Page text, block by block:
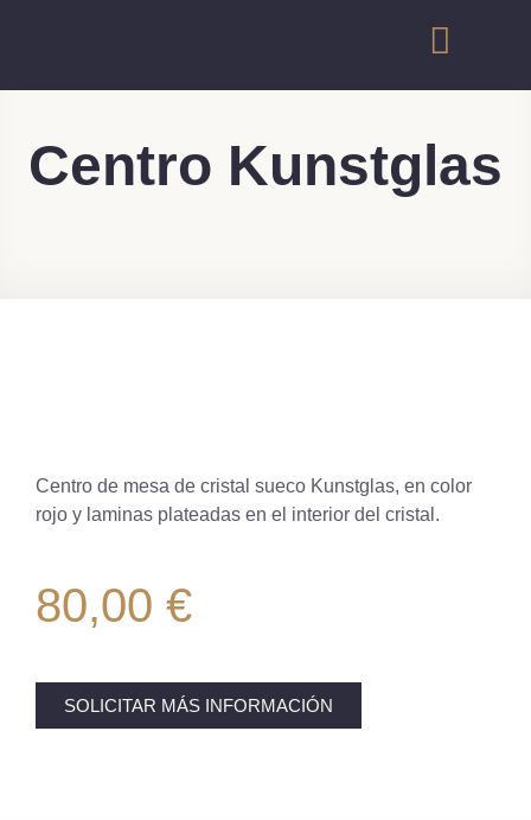
Centro Kunstglas
Centro de mesa de cristal sueco Kunstglas, en color
rojo y laminas plateadas en el interior del cristal.
80,00 €
SOLICITAR MÁS INFORMACIÓN